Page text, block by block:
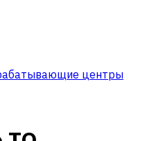
центры